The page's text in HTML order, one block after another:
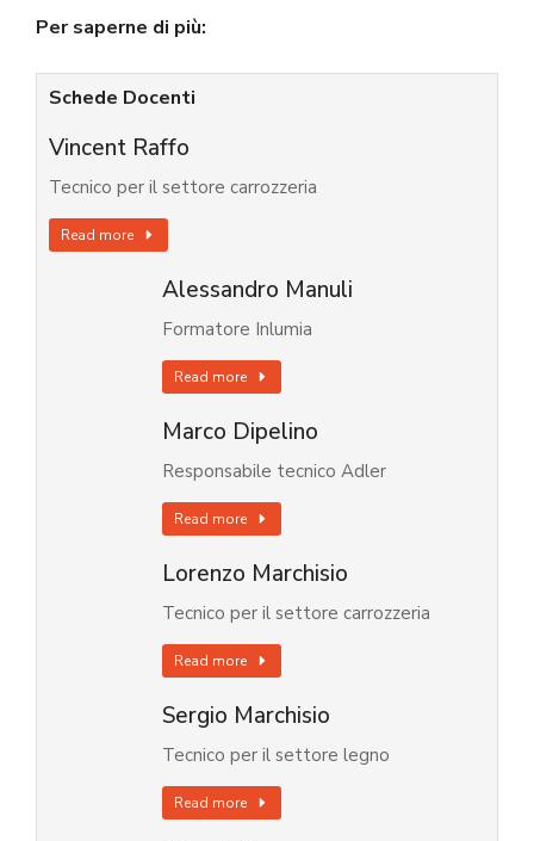
Per saperne di più:
Schede Docenti
Vincent Raffo
Tecnico per il settore carrozzeria
Read more
Alessandro Manuli
Formatore Inlumia
Read more
Marco Dipelino
Responsabile tecnico Adler
Read more
Lorenzo Marchisio
Tecnico per il settore carrozzeria
Read more
Sergio Marchisio
Tecnico per il settore legno
Read more